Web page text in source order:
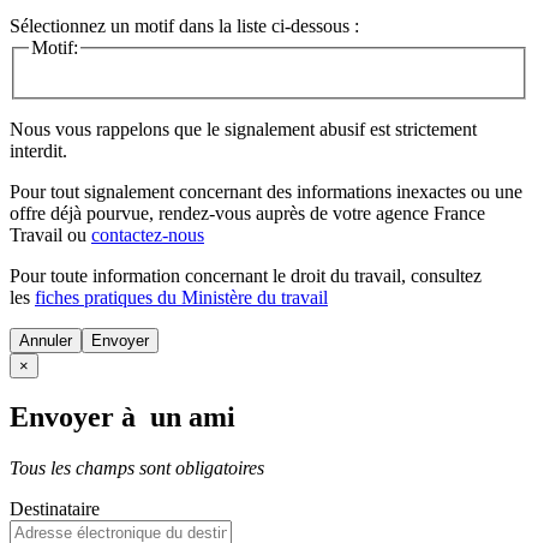
Sélectionnez un motif dans la liste ci-dessous :
Motif:
Nous vous rappelons que le signalement abusif est strictement
interdit.
Pour tout signalement concernant des informations inexactes ou une
offre déjà pourvue, rendez-vous auprès de votre agence France
Travail ou contactez-nous
Pour toute information concernant le droit du travail, consultez
les fiches pratiques du Ministère du travail
Annuler
×
Envoyer à un ami
Tous les champs sont obligatoires
Destinataire